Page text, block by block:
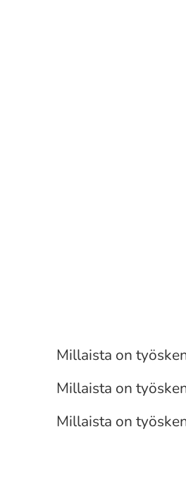
Millaista on
Millaista on
Millaista on